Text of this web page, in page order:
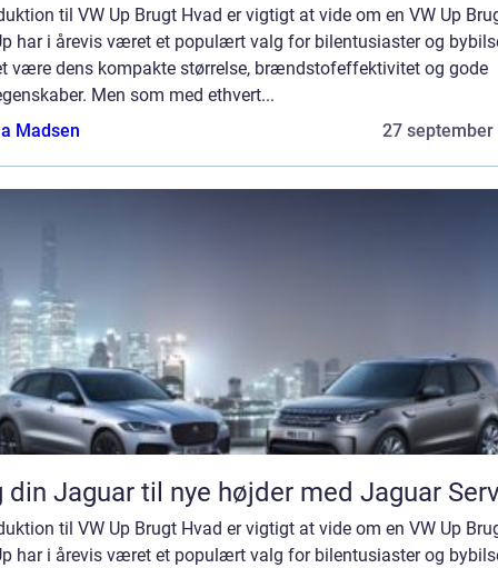
til VW Up Brugt Hvad er vigtigt at vide om en VW Up
har i årevis været et populært valg for bilentusiaster og
være dens kompakte størrelse, brændstofeffektivitet og gode
Men som med ethvert...
Madsen
27 september
din Jaguar til nye højder med Jaguar
til VW Up Brugt Hvad er vigtigt at vide om en VW Up
har i årevis været et populært valg for bilentusiaster og